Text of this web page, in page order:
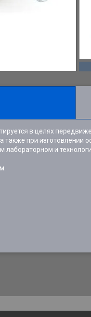
в целях
также при изготовлении
и